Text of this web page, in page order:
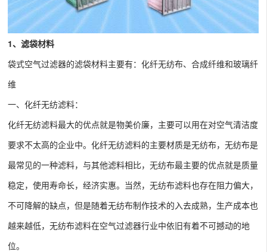
1、滤袋材料
袋式空气过滤器的滤袋材料主要有：化纤无纺布、合成纤维和玻璃纤
维
一、化纤无纺滤料：
化纤无纺滤料最大的优点就是物美价廉，主要可以用在对空气清洁度
要求不太高的企业中。化纤无纺滤料的主要材质是无纺布，无纺布是
最常见的一种滤料，与其他滤料相比，无纺布最主要的优点就是质量
稳定，使用寿命长，经济实惠。当然，无纺布滤料也存在阻力偏大，
不可降解的缺点，但是随着无纺布制作技术的入去成熟，生产成本也
越来越低，无纺布滤料在空气过滤器行业中依旧有着不可撼动的地
位。